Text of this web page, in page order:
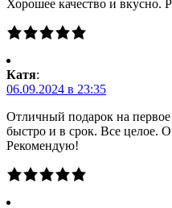
Хорошее качество и вкусно.
Катя:
06.09.2024 в 23:35
Отличный подарок на
быстро и в срок. Все целое.
Рекомендую!